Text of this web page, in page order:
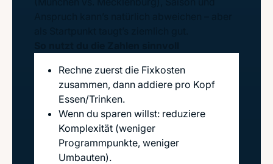
Rechne zuerst die Fixkosten
zusammen, dann addiere pro Kopf
Essen/Trinken.
Wenn du sparen willst: reduziere
Komplexität (weniger
Programmpunkte, weniger
Umbauten).